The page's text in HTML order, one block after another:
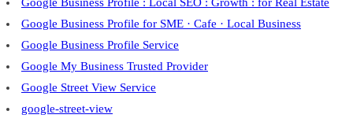
Google Business Profile for SME · Cafe · Local Business
Google Business Profile Service
Google My Business Trusted Provider
Google Street View Service
google-street-view